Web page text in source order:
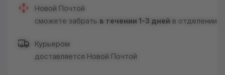
Новой Почтой
сможете забрать в течении 1-3 дней в отделении
Курьером
доставляется Новой Почтой